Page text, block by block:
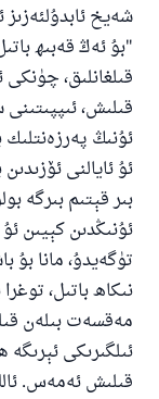
شەيخ
"بۇ ئەڭ قەبىھ
قىلغانلىق، چۈنكى
قىلىش،
ئۇنىڭ
ئۇ ئايالنى
بىر قېتىم بىرگە
ئۇنىڭدىن كېيىن ئۇ
تۈگەيدۇ، مانا بۇ
نىكاھ باتىل،
مەقسەت بىلەن
ئىلگىرىكى
قىلىش ئەمەس.